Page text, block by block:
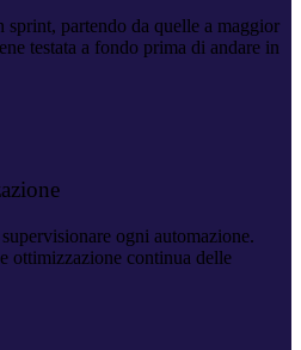
partendo da quelle a maggior
testata a fondo prima di andare in
ogni automazione.
ottimizzazione continua delle